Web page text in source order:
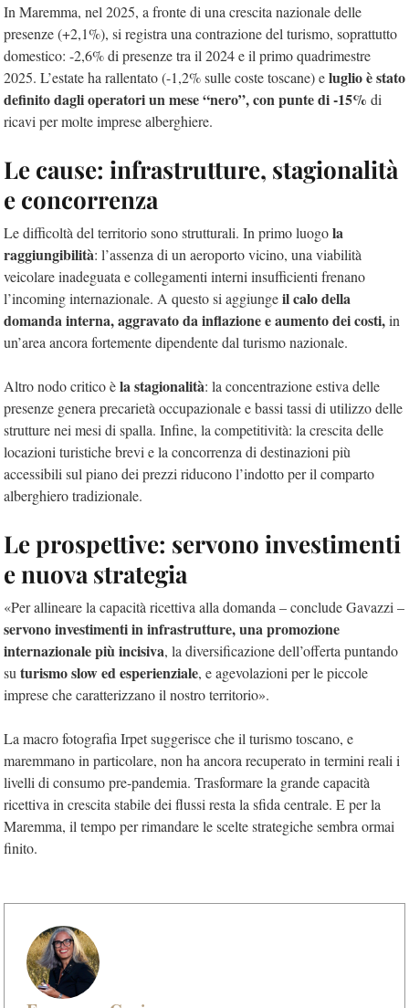
In Maremma, nel 2025, a fronte di una crescita nazionale delle
presenze (+2,1%), si registra una contrazione del turismo, soprattutto
domestico: -2,6% di presenze tra il 2024 e il primo quadrimestre
2025. L’estate ha rallentato (-1,2% sulle coste toscane) eluglio è stato
definito dagli operatori un mese “nero”, con punte di -15% di
ricavi per molte imprese alberghiere.
Le cause: infrastrutture, stagionalità
e concorrenza
Le difficoltà del territorio sono strutturali. In primo luogola
raggiungibilità: l’assenza di un aeroporto vicino, una viabilità
veicolare inadeguata e collegamenti interni insufficienti frenano
l’incoming internazionale. A questo si aggiungeil calo della
domanda interna, aggravato da inflazione e aumento dei costi,in
un’area ancora fortemente dipendente dal turismo nazionale.
Altro nodo critico èla stagionalità: la concentrazione estiva delle
presenze genera precarietà occupazionale e bassi tassi di utilizzo delle
strutture nei mesi di spalla. Infine, la competitività: la crescita delle
locazioni turistiche brevi e la concorrenza di destinazioni più
accessibili sul piano dei prezzi riducono l’indotto per il comparto
alberghiero tradizionale.
Le prospettive: servono investimenti
e nuova strategia
«Per allineare la capacità ricettiva alla domanda – conclude Gavazzi –
servono investimenti in infrastrutture, una promozione
internazionale più incisiva, la diversificazione dell’offerta puntando
su turismo slow ed esperienziale, e agevolazioni per le piccole
imprese che caratterizzano il nostro territorio».
La macro fotografia Irpet suggerisce che il turismo toscano, e
maremmano in particolare, non ha ancora recuperato in termini reali i
livelli di consumo pre-pandemia. Trasformare la grande capacità
ricettiva in crescita stabile dei flussi resta la sfida centrale. E per la
Maremma, il tempo per rimandare le scelte strategiche sembra ormai
finito.